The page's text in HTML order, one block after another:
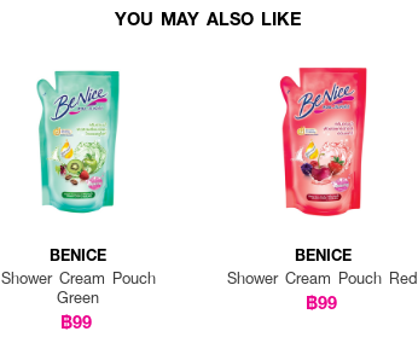
YOU MAY ALSO LIKE
BENICE
Shower Cream Pouch
Green
฿99
BENICE
Shower Cream Pouch Red
฿99